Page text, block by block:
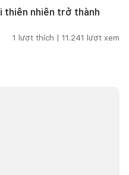
thiên nhiên trở thành
1 lượt thích | 11.241 lượt xem